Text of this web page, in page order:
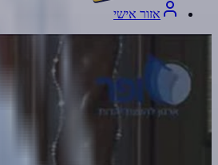
אזור אישי